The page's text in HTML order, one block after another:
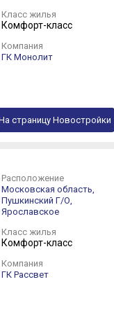
Класс жилья
Комфорт-класс
Компания
ГК Монолит
страницу Новостройки
Расположение
Московская область,
Пушкинский Г/О,
Ярославское
Класс жилья
Комфорт-класс
Компания
ГК Рассвет